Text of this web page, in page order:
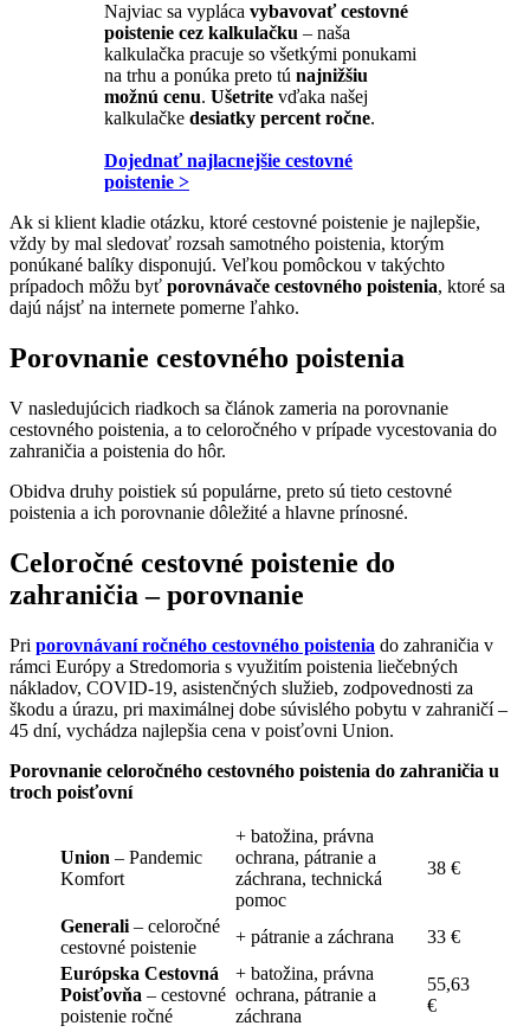
Najviac sa vypláca vybavovať cestovné
poistenie cez kalkulačku – naša
kalkulačka pracuje so všetkými ponukami
na trhu a ponúka preto tú najnižšiu
možnú cenu. Ušetrite vďaka našej
kalkulačke desiatky percent ročne.
Dojednať najlacnejšie cestovné
poistenie >
Ak si klient kladie otázku, ktoré cestovné poistenie je najlepšie,
vždy by mal sledovať rozsah samotného poistenia, ktorým
ponúkané balíky disponujú. Veľkou pomôckou v takýchto
prípadoch môžu byť porovnávače cestovného poistenia, ktoré sa
dajú nájsť na internete pomerne ľahko.
Porovnanie cestovného poistenia
V nasledujúcich riadkoch sa článok zameria na porovnanie
cestovného poistenia, a to celoročného v prípade vycestovania do
zahraničia a poistenia do hôr.
Obidva druhy poistiek sú populárne, preto sú tieto cestovné
poistenia a ich porovnanie dôležité a hlavne prínosné.
Celoročné cestovné poistenie do
zahraničia – porovnanie
Pri porovnávaní ročného cestovného poistenia do zahraničia v
rámci Európy a Stredomoria s využitím poistenia liečebných
nákladov, COVID-19, asistenčných služieb, zodpovednosti za
škodu a úrazu, pri maximálnej dobe súvislého pobytu v zahraničí –
45 dní, vychádza najlepšia cena v poisťovni Union.
Porovnanie celoročného cestovného poistenia do zahraničia u
troch poisťovní
Union – Pandemic
Komfort
+ batožina, právna
ochrana, pátranie a
záchrana, technická
pomoc
38 €
Generali – celoročné
cestovné poistenie
+ pátranie a záchrana
33 €
Európska Cestovná
Poisťovňa – cestovné
poistenie ročné
+ batožina, právna
ochrana, pátranie a
záchrana
55,63
€